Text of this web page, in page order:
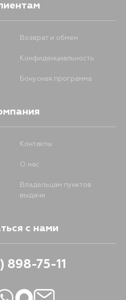
Возврат и обмен
Конфиденциальность
Бонусная программа
Контакты
О нас
Владельцам пунктов
выдачи
с нами
898-75-11